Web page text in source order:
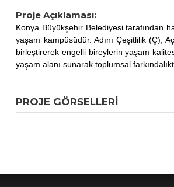
Proje Açıklaması:
Konya Büyükşehir Belediyesi tarafından
yaşam kampüsüdür. Adını Çeşitlilik (Ç),
birleştirerek engelli bireylerin yaşam
yaşam alanı sunarak toplumsal
PROJE GÖRSELLERI